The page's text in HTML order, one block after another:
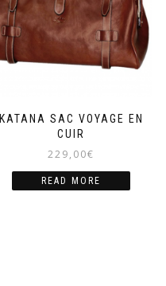
KATANA SAC VOYAGE EN
CUIR
229,00€
READ MORE